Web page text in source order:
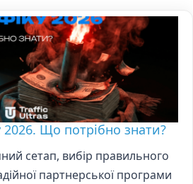
2026. Що потрібно знати?
сетап, вибір правильного
партнерської програми